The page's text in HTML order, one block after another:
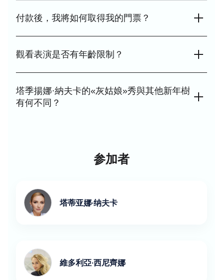
因為最佳座位往往會迅速售罄，尤其在節日期間從19
付款後，我將如何取得我的門票？
的夢幻演出«灰姑娘» 電子票券將立即發送至您指定的電子郵件
觀看表演是否有年齡限制？
適合全家觀賞，但建議您在活動頁面確認確切年齡限制（例如
0+或6+）。
塔季揚娜·納夫卡的«灰姑娘»秀與其他新年樹
有何不同？
参加者
塔蒂亚娜·纳夫卡
維多利亞·西尼齊娜